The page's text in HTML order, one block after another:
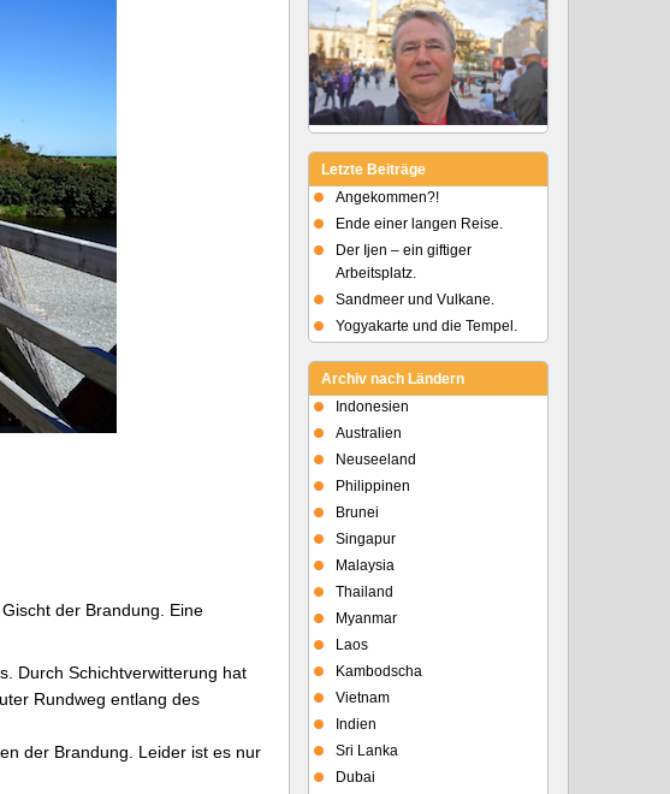
der Brandung. Eine
Durch Schichtverwitterung hat
Rundweg entlang des
der Brandung. Leider ist es nur
Letzte Beiträge
Angekommen?!
Ende einer langen Reise.
Der Ijen – ein giftiger
Arbeitsplatz.
Sandmeer und Vulkane.
Yogyakarte und die Tempel.
Archiv nach Ländern
Indonesien
Australien
Neuseeland
Philippinen
Brunei
Singapur
Malaysia
Thailand
Myanmar
Laos
Kambodscha
Vietnam
Indien
Sri Lanka
Dubai